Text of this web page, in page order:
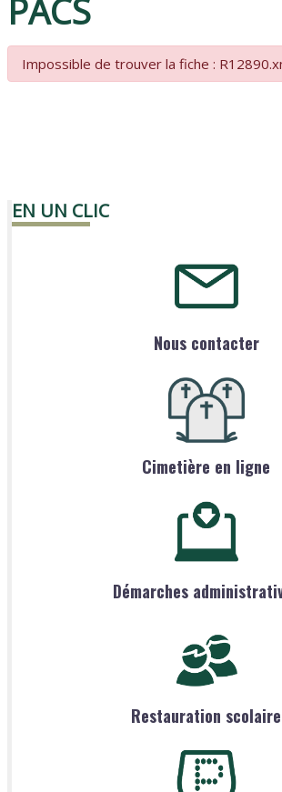
PACS
Impossible de trouver la fiche :
EN UN CLIC
Nous contacter
Cimetière en ligne
Démarches
Restauration scolaire